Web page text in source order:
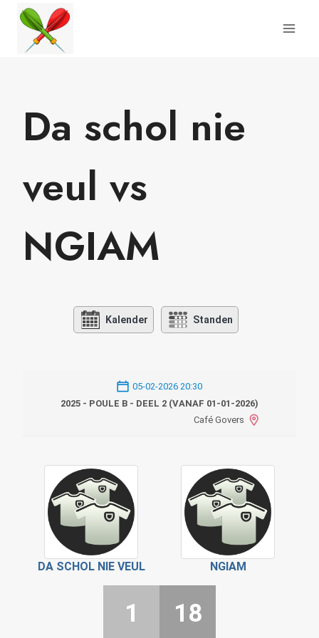
Doorgaan
naar
inhoud
Da schol nie
veul vs
NGIAM
Kalender Standen
05-02-2026 20:30
2025 - POULE B - DEEL 2 (VANAF 01-01-2026)
Café Govers
DA SCHOL NIE VEUL NGIAM
1 18